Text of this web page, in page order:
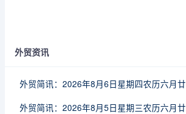
外贸资讯
外贸简讯：2026年8月6日星期四农历六月
外贸简讯：2026年8月5日星期三农历六月